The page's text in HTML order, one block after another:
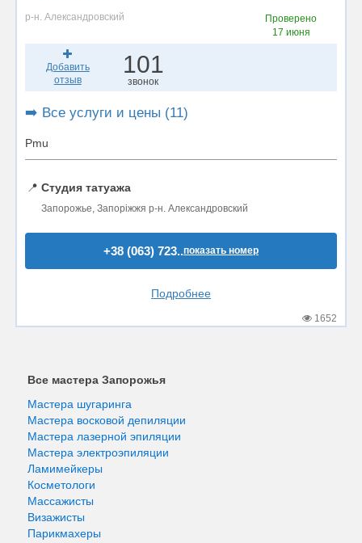
р-н. Александровский
Проверено
17 июня
Добавить
отзыв
101
звонок
➡️ Все услуги и цены (11)
Pmu
📍 Студия татуажа
Запорожье, Запоріжжя р-н. Александровский
+38 (063) 723..показать номер
Подробнее
1652
Все мастера Запорожья
Мастера шугаринга
Мастера восковой депиляции
Мастера лазерной эпиляции
Мастера электроэпиляции
Ламимейкеры
Косметологи
Массажисты
Визажисты
Парикмахеры